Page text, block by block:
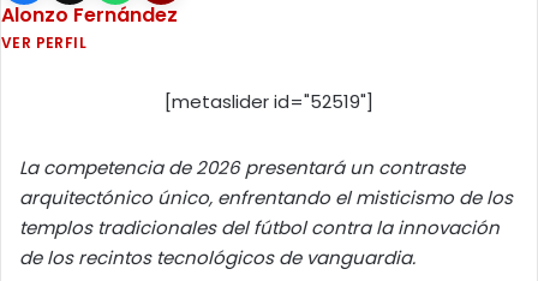
Alonzo Fernández
VER PERFIL
[metaslider id="52519"]
La competencia de 2026 presentará un contraste
arquitectónico único, enfrentando el misticismo de los
templos tradicionales del fútbol contra la innovación
de los recintos tecnológicos de vanguardia.